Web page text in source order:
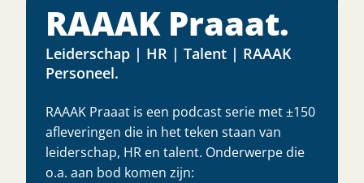
RAAAK Praaat.
Leiderschap | HR | Talent | RAAAK
Personeel.
RAAAK Praaat is een podcast serie met ±150
afleveringen die in het teken staan van
leiderschap, HR en talent. Onderwerpe die
o.a. aan bod komen zijn: